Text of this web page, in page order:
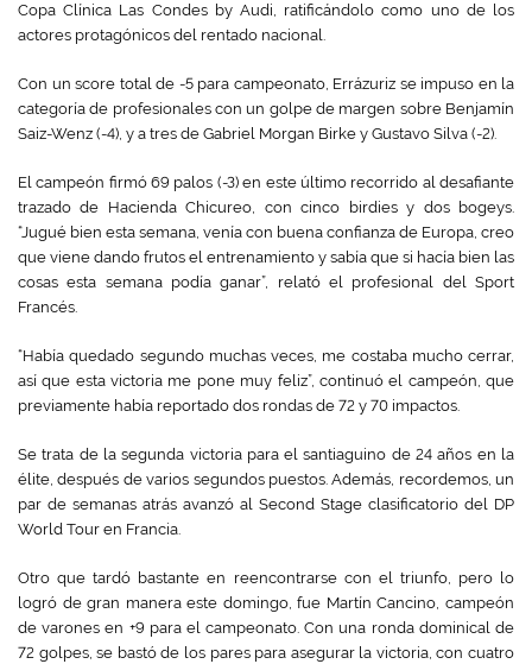
Copa Clínica Las Condes by Audi, ratificándolo como uno de los
actores protagónicos del rentado nacional.
Con un score total de -5 para campeonato, Errázuriz se impuso en la
categoría de profesionales con un golpe de margen sobre Benjamín
Saiz-Wenz (-4), y a tres de Gabriel Morgan Birke y Gustavo Silva (-2).
El campeón firmó 69 palos (-3) en este último recorrido al desafiante
trazado de Hacienda Chicureo, con cinco birdies y dos bogeys.
“Jugué bien esta semana, venía con buena confianza de Europa, creo
que viene dando frutos el entrenamiento y sabía que si hacía bien las
cosas esta semana podía ganar”, relató el profesional del Sport
Francés.
“Había quedado segundo muchas veces, me costaba mucho cerrar,
así que esta victoria me pone muy feliz”, continuó el campeón, que
previamente había reportado dos rondas de 72 y 70 impactos.
Se trata de la segunda victoria para el santiaguino de 24 años en la
élite, después de varios segundos puestos. Además, recordemos, un
par de semanas atrás avanzó al Second Stage clasificatorio del DP
World Tour en Francia.
Otro que tardó bastante en reencontrarse con el triunfo, pero lo
logró de gran manera este domingo, fue Martín Cancino, campeón
de varones en +9 para el campeonato. Con una ronda dominical de
72 golpes, se bastó de los pares para asegurar la victoria, con cuatro